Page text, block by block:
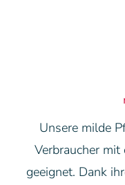
Unsere milde
Verbraucher
geeignet. Dank